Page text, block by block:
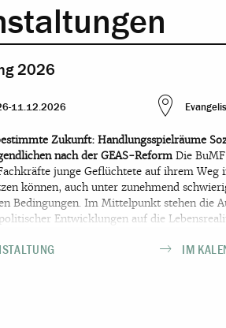
2026
11.12.2026
Zukunft: Handlungsspielräume
nach der GEAS-Reform Die
junge Geflüchtete auf ihrem Weg
können, auch unter zunehmend
Bedingungen. Im Mittelpunkt stehen die
Entwicklungen auf die
um Teilhabe, Rechte und
Möglichkeiten zum Austausch, zur
IM